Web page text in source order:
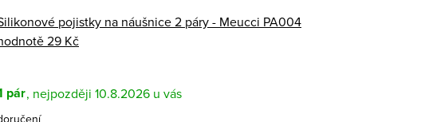
pojistky na náušnice 2 páry - Meucci PA004
29 Kč
pár 10.8.2026